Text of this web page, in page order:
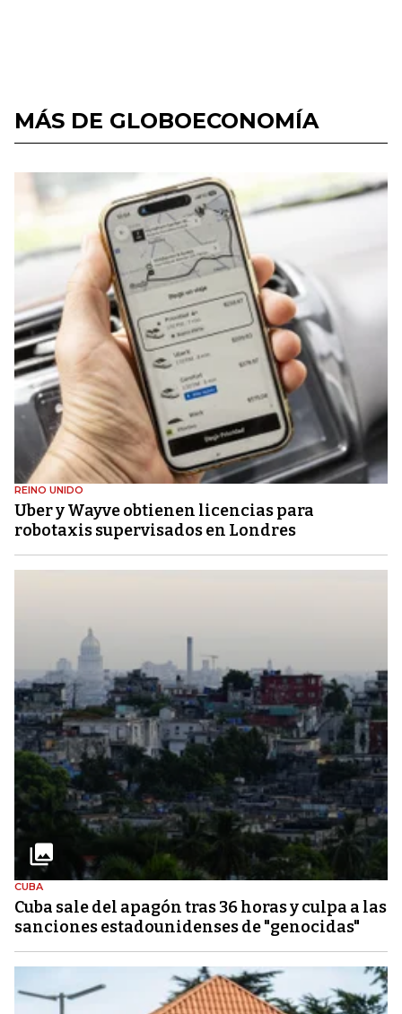
MÁS DE GLOBOECONOMÍA
REINO UNIDO
Uber y Wayve obtienen licencias para
robotaxis supervisados ​​en Londres
CUBA
Cuba sale del apagón tras 36 horas y culpa a las
sanciones estadounidenses de "genocidas"